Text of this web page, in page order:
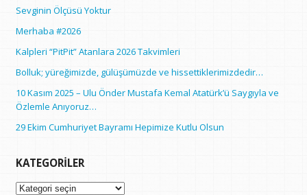
Sevginin Ölçüsü Yoktur
Merhaba #2026
Kalpleri “PitPit” Atanlara 2026 Takvimleri
Bolluk; yüreğimizde, gülüşümüzde ve hissettiklerimizdedir…
10 Kasım 2025 – Ulu Önder Mustafa Kemal Atatürk’ü Saygıyla ve
Özlemle Anıyoruz…
29 Ekim Cumhuriyet Bayramı Hepimize Kutlu Olsun
KATEGORILER
Kategoriler